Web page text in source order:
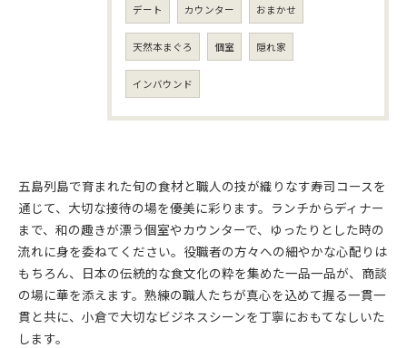
デート カウンター おまかせ
天然本まぐろ 個室 隠れ家
インバウンド
五島列島で育まれた旬の食材と職人の技が織りなす寿司コースを
通じて、大切な接待の場を優美に彩ります。ランチからディナー
まで、和の趣きが漂う個室やカウンターで、ゆったりとした時の
流れに身を委ねてください。役職者の方々への細やかな心配りは
もちろん、日本の伝統的な食文化の粋を集めた一品一品が、商談
の場に華を添えます。熟練の職人たちが真心を込めて握る一貫一
貫と共に、小倉で大切なビジネスシーンを丁寧におもてなしいた
します。